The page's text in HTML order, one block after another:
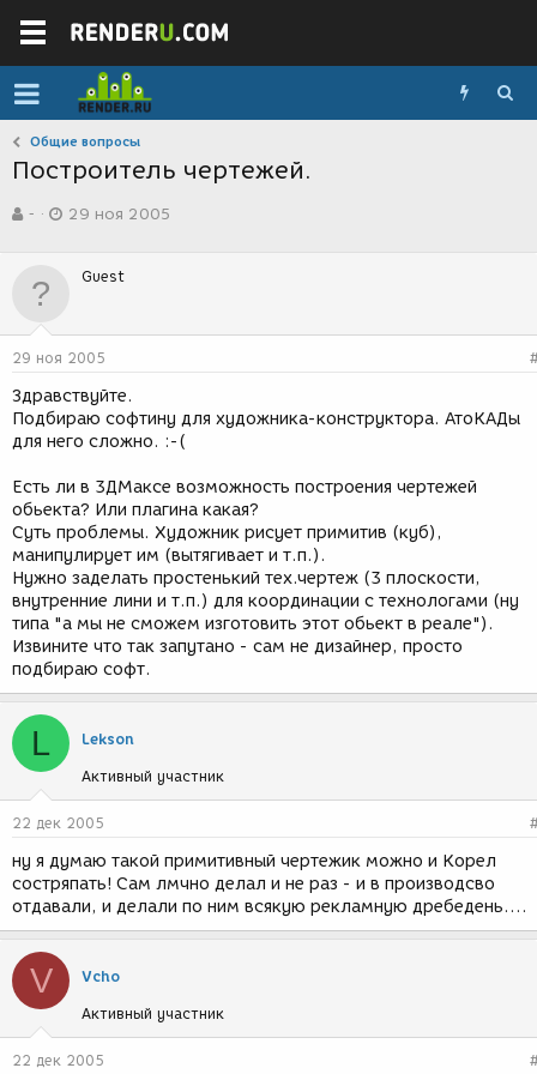
Общие вопросы
Построитель чертежей.
в
р
м
-
а
д
н
и
я
29 ноя 2005
Guest
29 ноя 2005
Здравствуйте.
Подбираю софтину для художника-конструктора. АтоКАДы
для него сложно. :-(
Есть ли в 3ДМаксе возможность построения чертежей
обьекта? Или плагина какая?
Суть проблемы. Художник рисует примитив (куб),
манипулирует им (вытягивает и т.п.).
Нужно заделать простенький тех.чертеж (3 плоскости,
внутренние лини и т.п.) для координации с технологами (ну
типа "а мы не сможем изготовить этот обьект в реале").
Извините что так запутано - сам не дизайнер, просто
подбираю софт.
L Lekson
Активный участник
22 дек 2005
ну я думаю такой примитивный чертежик можно и Корел
состряпать! Сам лмчно делал и не раз - и в производсво
отдавали, и делали по ним всякую рекламную дребедень....
V Vcho
Активный участник
22 дек 2005